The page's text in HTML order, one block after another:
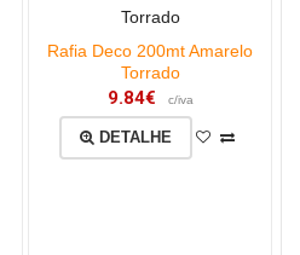
Rafia Deco 200mt Amarelo
Torrado
9.84€ c/iva
DETALHE